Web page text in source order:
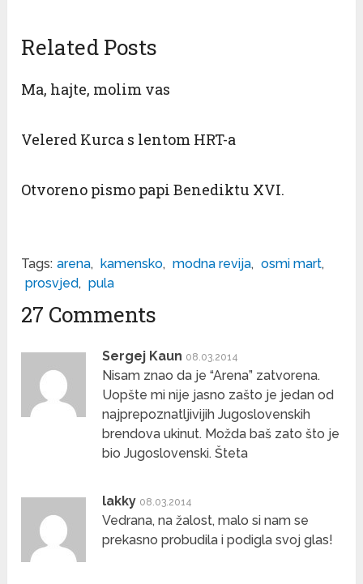
Related Posts
Ma, hajte, molim vas
Velered Kurca s lentom HRT-a
Otvoreno pismo papi Benediktu XVI.
Tags: arena, kamensko, modna revija, osmi mart,
prosvjed, pula
27 Comments
Sergej Kaun 08.03.2014
Nisam znao da je “Arena” zatvorena.
Uopšte mi nije jasno zašto je jedan od
najprepoznatljivijih Jugoslovenskih
brendova ukinut. Možda baš zato što je
bio Jugoslovenski. Šteta
lakky 08.03.2014
Vedrana, na žalost, malo si nam se
prekasno probudila i podigla svoj glas!